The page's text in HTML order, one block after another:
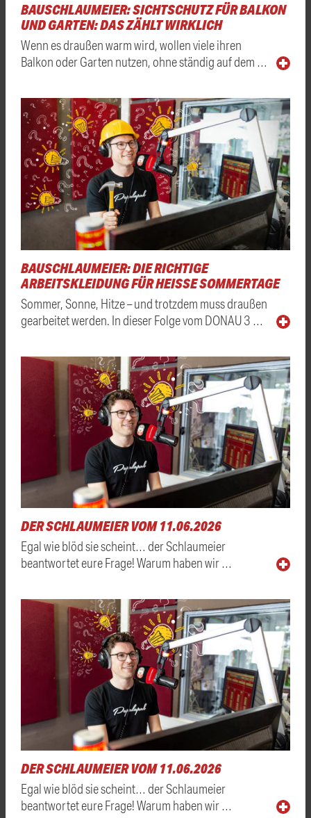
BAUSCHLAUMEIER: SICHTSCHUTZ FÜR BALKON
UND GARTEN: DAS ZÄHLT WIRKLICH
Wenn es draußen warm wird, wollen viele ihren
Balkon oder Garten nutzen, ohne ständig auf dem …
BAUSCHLAUMEIER: DIE RICHTIGE
ARBEITSKLEIDUNG FÜR HEISSE SOMMERTAGE
Sommer, Sonne, Hitze – und trotzdem muss draußen
gearbeitet werden. In dieser Folge vom DONAU 3 …
DER SCHLAUMEIER VOM 11.06.2026
Egal wie blöd sie scheint… der Schlaumeier
beantwortet eure Frage! Warum haben wir …
DER SCHLAUMEIER VOM 11.06.2026
Egal wie blöd sie scheint… der Schlaumeier
beantwortet eure Frage! Warum haben wir …